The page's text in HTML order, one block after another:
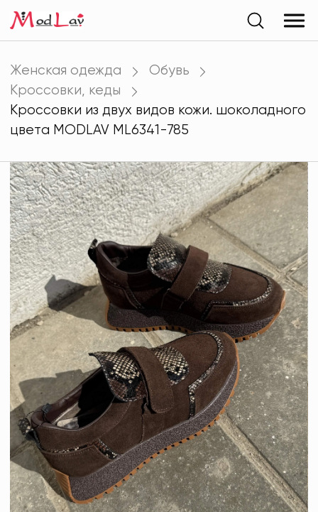
Женская одежда
Обувь
Кроссовки, кеды
Кроссовки из двух видов кожи. шоколадного
цвета MODLAV ML6341-785